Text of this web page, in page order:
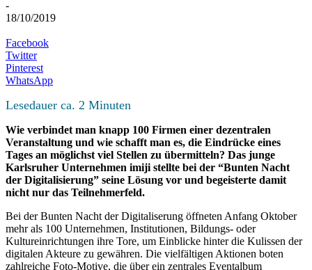
-
18/10/2019
Facebook
Twitter
Pinterest
WhatsApp
Lesedauer ca. 2 Minuten
Wie verbindet man knapp 100 Firmen einer dezentralen
Veranstaltung und wie schafft man es, die Eindrücke eines
Tages an möglichst viel Stellen zu übermitteln? Das junge
Karlsruher Unternehmen imiji stellte bei der “Bunten Nacht
der Digitalisierung” seine Lösung vor und begeisterte damit
nicht nur das Teilnehmerfeld.
Bei der Bunten Nacht der Digitaliserung öffneten Anfang Oktober
mehr als 100 Unternehmen, Institutionen, Bildungs- oder
Kultureinrichtungen ihre Tore, um Einblicke hinter die Kulissen der
digitalen Akteure zu gewähren. Die vielfältigen Aktionen boten
zahlreiche Foto-Motive, die über ein zentrales Eventalbum